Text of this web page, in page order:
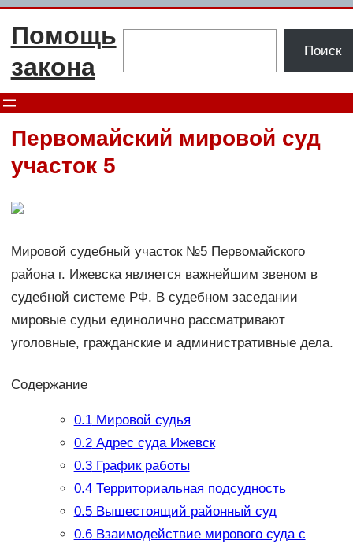
Перейти
Помощь
закона
Поиск
Первомайский мировой суд
участок 5
Мировой судебный участок №5 Первомайского
района г. Ижевска является важнейшим звеном в
судебной системе РФ. В судебном заседании
мировые судьи единолично рассматривают
уголовные, гражданские и административные дела.
Содержание
0.1Мировой судья
0.2Адрес суда Ижевск
0.3График работы
0.4Территориальная подсудность
0.5Вышестоящий районный суд
0.6Взаимодействие мирового суда с